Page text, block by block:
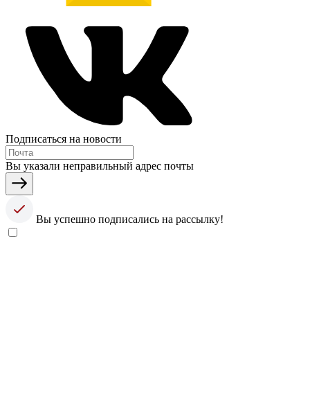
Подписаться на новости
Вы указали неправильный адрес почты
Вы успешно подписались на рассылку!